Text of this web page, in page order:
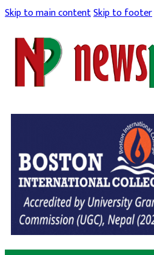
Skip to main contentSkip to footer